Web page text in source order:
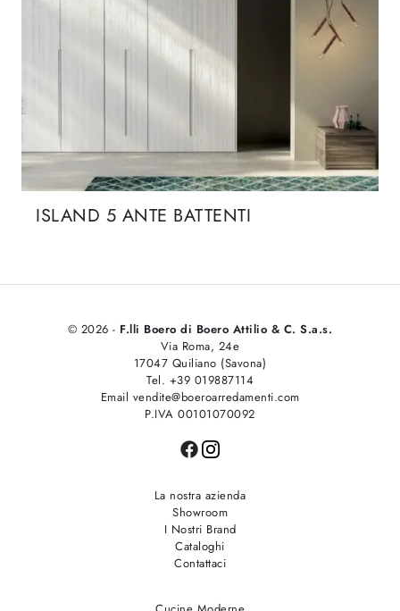
ISLAND 5 ANTE BATTENTI
© 2026 - F.lli Boero di Boero Attilio & C. S.a.s.
Via Roma, 24e
17047 Quiliano (Savona)
Tel. +39 019887114
Email vendite@boeroarredamenti.com
P.IVA 00101070092
La nostra azienda
Showroom
I Nostri Brand
Cataloghi
Contattaci